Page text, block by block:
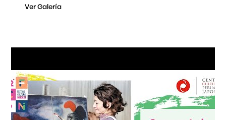
Ver Galería